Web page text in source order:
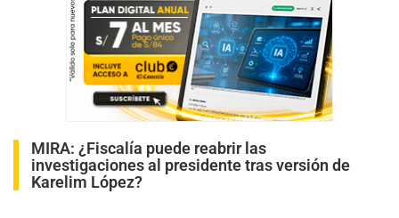
MIRA: ¿Fiscalía puede reabrir las
investigaciones al presidente tras versión de
Karelim López?